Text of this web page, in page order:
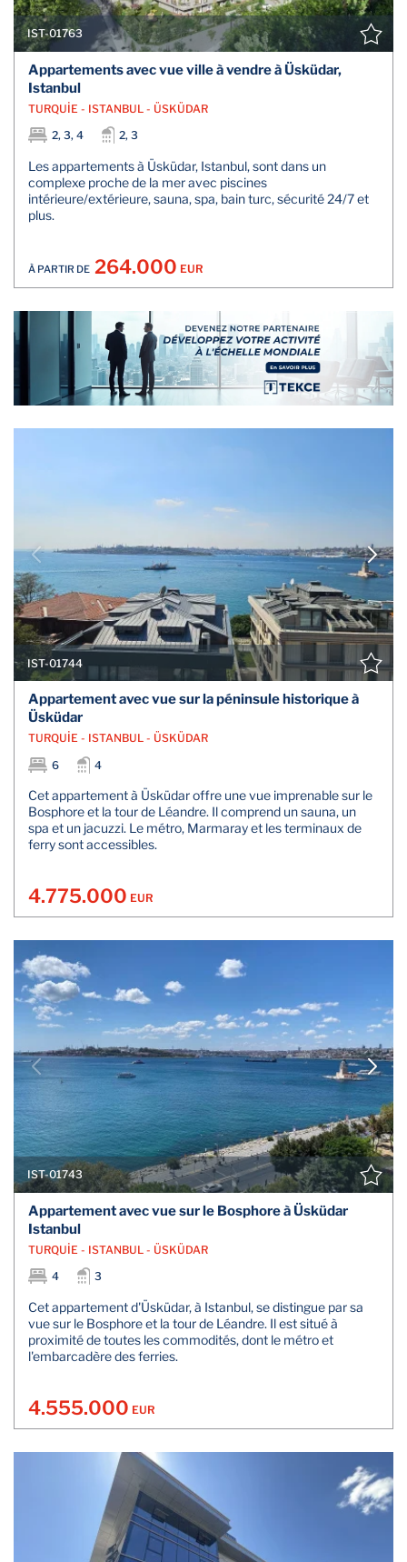
IST-01763
Appartements avec vue ville à vendre à Üsküdar,
Istanbul
TURQUİE - ISTANBUL - ÜSKÜDAR
2, 3, 4
2, 3
Les appartements à Üsküdar, Istanbul, sont dans un
complexe proche de la mer avec piscines
intérieure/extérieure, sauna, spa, bain turc, sécurité 24/7 et
plus.
À PARTIR DE 264.000 EUR
IST-01744
Appartement avec vue sur la péninsule historique à
Üsküdar
TURQUİE - ISTANBUL - ÜSKÜDAR
6
4
Cet appartement à Üsküdar offre une vue imprenable sur le
Bosphore et la tour de Léandre. Il comprend un sauna, un
spa et un jacuzzi. Le métro, Marmaray et les terminaux de
ferry sont accessibles.
4.775.000 EUR
IST-01743
Appartement avec vue sur le Bosphore à Üsküdar
Istanbul
TURQUİE - ISTANBUL - ÜSKÜDAR
4
3
Cet appartement d'Üsküdar, à Istanbul, se distingue par sa
vue sur le Bosphore et la tour de Léandre. Il est situé à
proximité de toutes les commodités, dont le métro et
l'embarcadère des ferries.
4.555.000 EUR